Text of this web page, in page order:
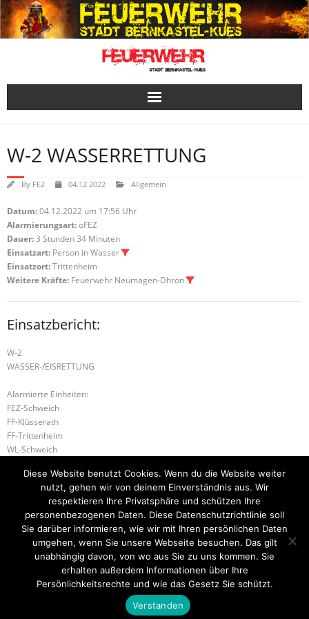
Skip
to
content
W-2 WASSERRETTUNG
By FE2 04.12.2022 Allgemein
Datum:04.12.2022 um 17:56 Uhr
Alarmierungsart:oFEZ
Dauer:3 Stunden 34 Minuten
Einsatzart: Person in Wasser
Einsatzort:Trittenheim
Weitere Kräfte: Feuerwehr Neumagen-Dhron
Einsatzbericht:
W-2
WASSER-/EISRETTUNG
Alarmierte Einheiten:
FEZ-Schweich
FF-Klüsserath
FF-Trittenheim
WL-Schweich
WL-Bernkastel-Kues
PE TR# 16 Schweich
S-1 SONDERLAGE B-2 RAUCHWARNMELDER
Startseite Einsätze Mitglied werden Über uns
Kontakt
Think Up Themes Ltd. Powered by
Diese Website benutzt Cookies. Wenn du die Website weiter
nutzt, gehen wir von deinem Einverständnis aus. Wir
respektieren Ihre Privatsphäre und schützen Ihre
personenbezogenen Daten. Diese Datenschutzrichtlinie soll
Sie darüber informieren, wie wir mit Ihren persönlichen Daten
umgehen, wenn Sie unsere Webseite besuchen. Das gilt
unabhängig davon, von wo aus Sie zu uns kommen. Sie
erhalten außerdem Informationen über Ihre
Persönlichkeitsrechte und wie das Gesetz Sie schützt.
Verstanden